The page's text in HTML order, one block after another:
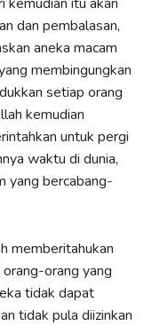
dan pembalasan,
aneka macam
membingungkan
setiap orang
kemudian
untuk pergi
waktu di dunia,
yang bercabang-
memberitahukan
orang yang
tidak dapat
tidak pula diizinkan